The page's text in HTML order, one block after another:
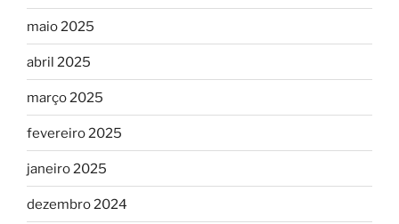
maio 2025
abril 2025
março 2025
fevereiro 2025
janeiro 2025
dezembro 2024